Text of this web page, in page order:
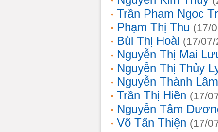
Trần Phạm Ngọc
Phạm Thị Thu (17/
Bùi Thị Hoài (17/
Nguyễn Thị Mai
Nguyễn Thị Thủy
Nguyễn Thành Lâm
Trần Thị Hiền (17/
Nguyễn Tâm
Võ Tấn Thiện (17/